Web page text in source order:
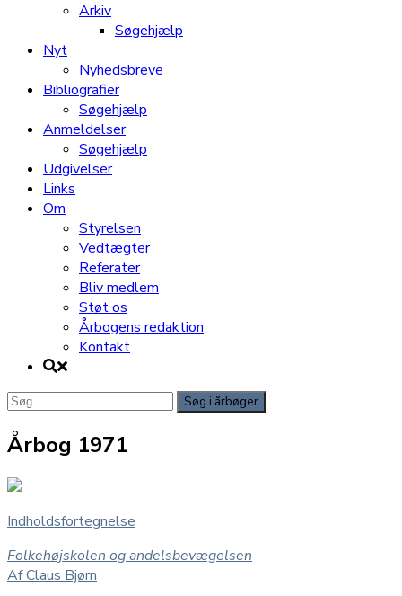
Arkiv
Søgehjælp
Nyt
Nyhedsbreve
Bibliografier
Søgehjælp
Anmeldelser
Søgehjælp
Udgivelser
Links
Om
Styrelsen
Vedtægter
Referater
Bliv medlem
Støt os
Årbogens redaktion
Kontakt
Søg
Årbog 1971
Indholdsfortegnelse
Folkehøjskolen og andelsbevægelsen
Af Claus Bjørn